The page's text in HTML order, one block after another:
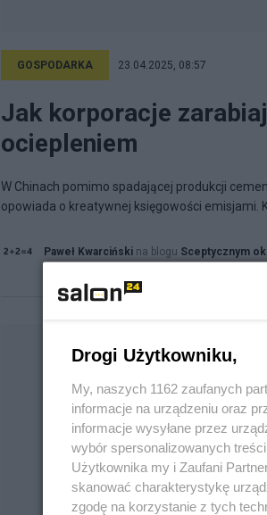
GOSPODARKA 23.04.2025, 08:57
Jak korporacje
ociepleniem
W Chinach pomimo spadającej produkcji
opowiada o kreatywnej księgowości emisjami.
Paweł Kwarciński na blogu Sceptycznym
Drogi Użytkowniku,
My, naszych 1162 zaufanych
informacje na urządzeniu oraz
informacje wysyłane przez
wybór spersonalizowanych
Użytkownika my i Zaufani
skanować charakterystykę
zgodę na korzystanie z tych